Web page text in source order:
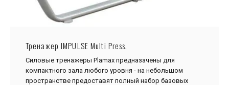
Тренажер IMPULSE Multi Press.
Силовые тренажеры Plamax предназачены для
компактного зала любого уровня - на небольшом
пространстве предоставят полный набор базовых